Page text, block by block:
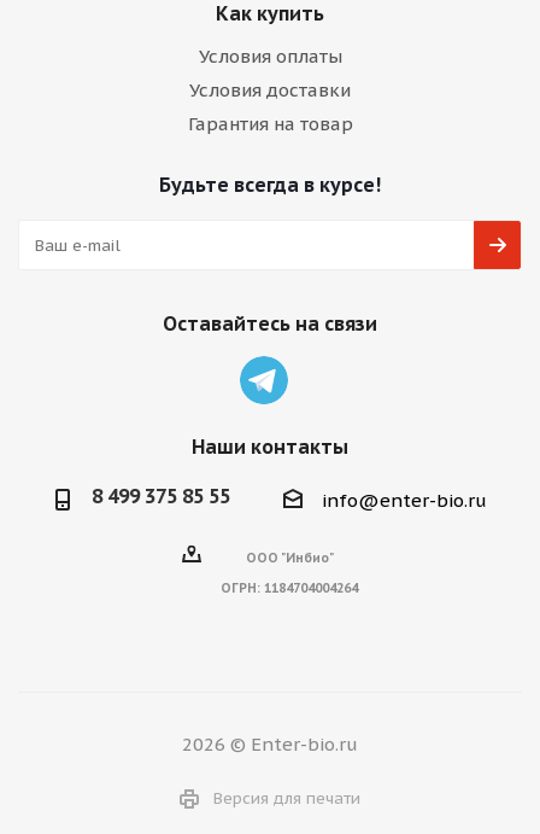
Как купить
Условия оплаты
Условия доставки
Гарантия на товар
Будьте всегда в курсе!
Оставайтесь на связи
Наши контакты
8 499 375 85 55 info@enter-bio.ru
ООО "Инбио"
ОГРН: 1184704004264
2026 © Enter-bio.ru
Версия для печати